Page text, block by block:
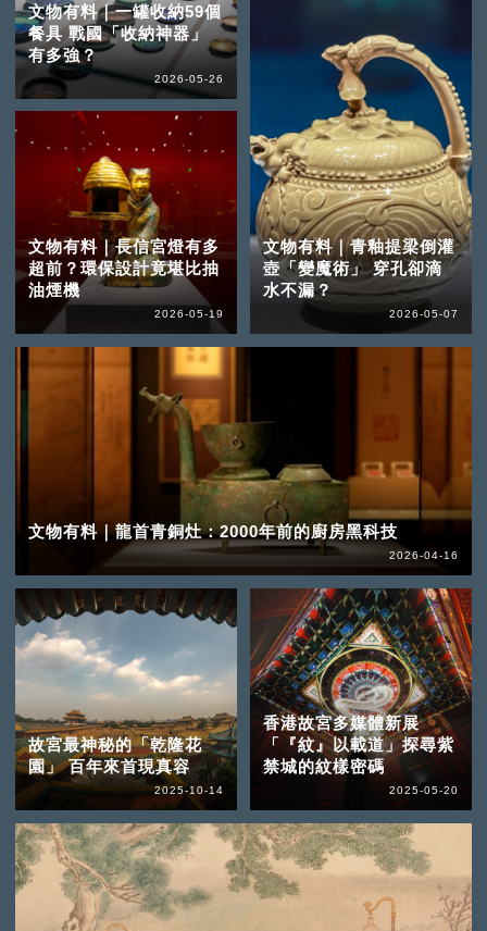
文物有料｜一罐收納59個
餐具 戰國「收納神器」
有多強？
2026-05-26
文物有料｜長信宮燈有多
超前？環保設計竟堪比抽
油煙機
2026-05-19
文物有料｜青釉提梁倒灌
壺「變魔術」 穿孔卻滴
水不漏？
2026-05-07
文物有料｜龍首青銅灶：2000年前的廚房黑科技
2026-04-16
故宮最神秘的「乾隆花
園」 百年來首現真容
2025-10-14
香港故宮多媒體新展
「『紋』以載道」探尋紫
禁城的紋樣密碼
2025-05-20